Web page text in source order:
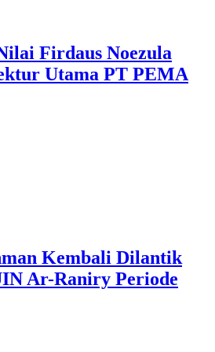
Firdaus Noezula
Utama PT PEMA
Kembali Dilantik
Ar-Raniry Periode